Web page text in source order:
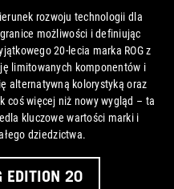
rozwoju technologii dla
możliwości i definiując
20-lecia marka ROG z
limitowanych komponentów i
alternatywną kolorystyką oraz
coś więcej niż nowy wygląd – ta
kluczowe wartości marki i
dziedzictwa.
EDITION 20